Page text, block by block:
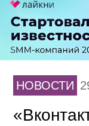
НОВОСТИ